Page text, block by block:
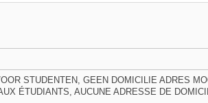
STUDENTEN, GEEN DOMICILIE ADRES
ÉTUDIANTS, AUCUNE ADRESSE DE